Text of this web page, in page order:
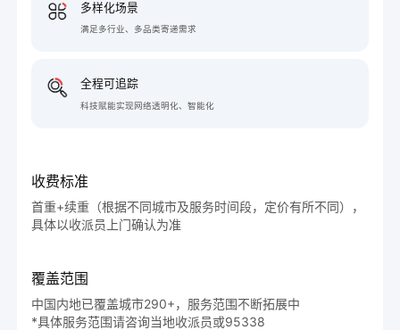
多样化场景
满足多行业、多品类寄递需求
全程可追踪
科技赋能实现网络透明化、智能化
收费标准
首重+续重（根据不同城市及服务时间段，定价有所不同），
具体以收派员上门确认为准
覆盖范围
中国内地已覆盖城市290+，服务范围不断拓展中
*具体服务范围请咨询当地收派员或95338